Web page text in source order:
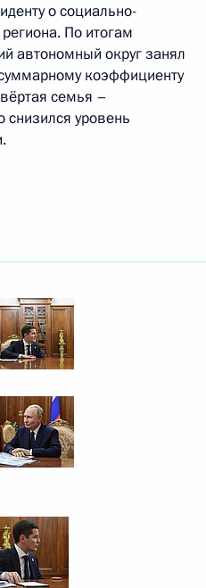
о социально-
По итогам
автономный округ занял
коэффициенту
семья –
снизился уровень